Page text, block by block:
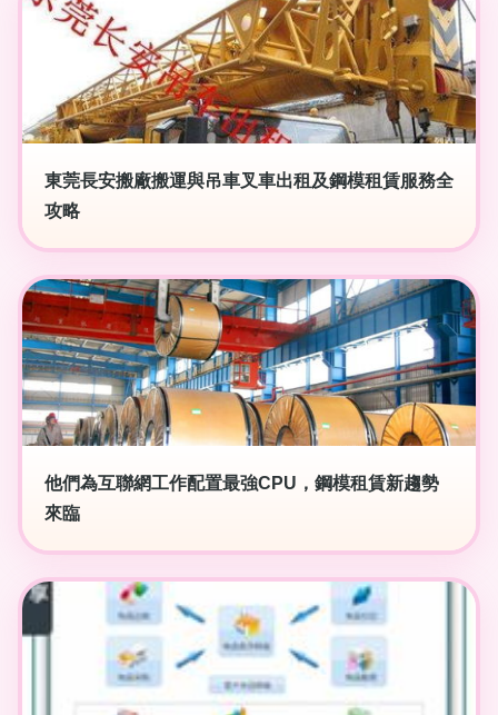
東莞長安搬廠搬運與吊車叉車出租及鋼模租賃服務全
攻略
他們為互聯網工作配置最強CPU，鋼模租賃新趨勢
來臨